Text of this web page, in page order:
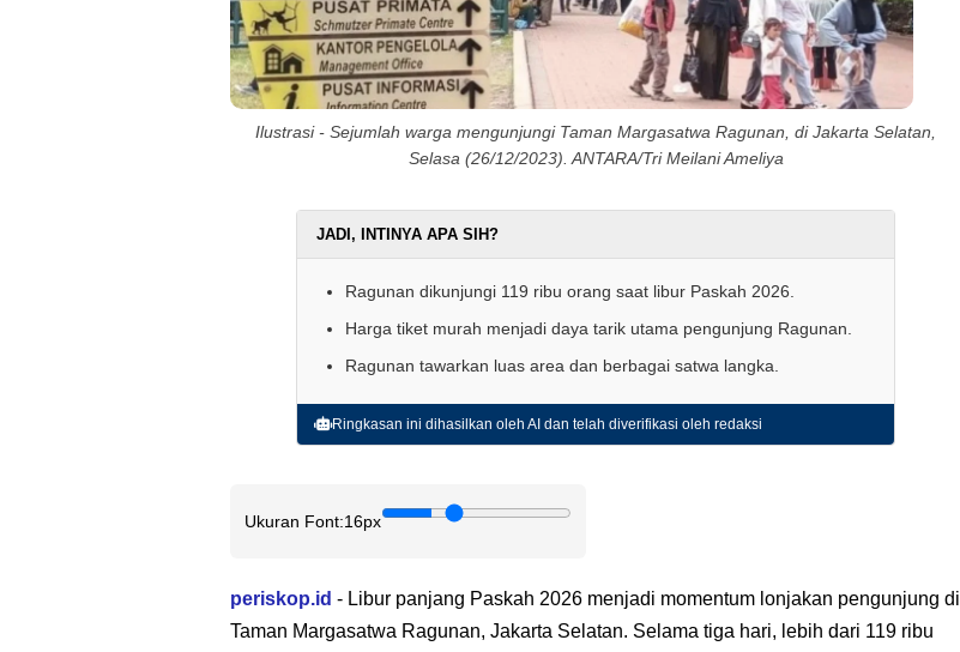
Ilustrasi - Sejumlah warga mengunjungi Taman Margasatwa Ragunan, di Jakarta Selatan,
Selasa (26/12/2023). ANTARA/Tri Meilani Ameliya
JADI, INTINYA APA SIH?
Ragunan dikunjungi 119 ribu orang saat libur Paskah 2026.
Harga tiket murah menjadi daya tarik utama pengunjung Ragunan.
Ragunan tawarkan luas area dan berbagai satwa langka.
Ringkasan ini dihasilkan oleh AI dan telah diverifikasi oleh redaksi
Ukuran Font:16px
periskop.id - Libur panjang Paskah 2026 menjadi momentum lonjakan pengunjung di
Taman Margasatwa Ragunan, Jakarta Selatan. Selama tiga hari, lebih dari 119 ribu